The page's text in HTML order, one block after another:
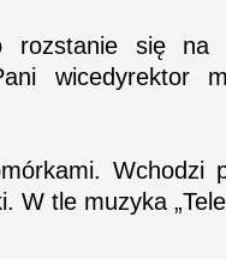
rozstanie się
wicedyrektor
Wchodzi
W tle muzyka